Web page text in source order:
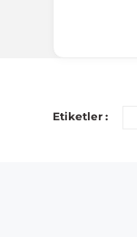
Etiketler :